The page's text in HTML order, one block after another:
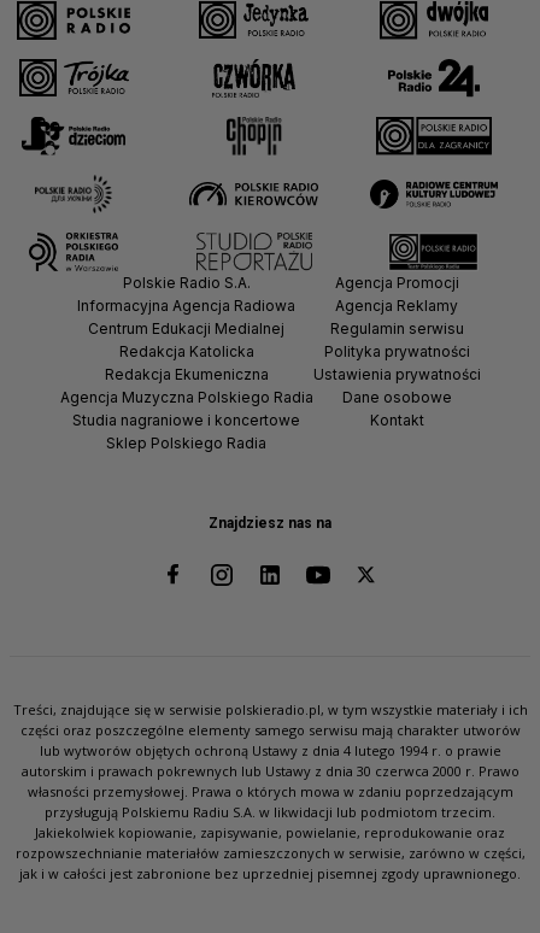
Znajdziesz nas na
Polskie Radio S.A.
Informacyjna Agencja Radiowa
Centrum Edukacji Medialnej
Redakcja Katolicka
Redakcja Ekumeniczna
Agencja Muzyczna Polskiego Radia
Studia nagraniowe i koncertowe
Sklep Polskiego Radia
Agencja Promocji
Agencja Reklamy
Regulamin serwisu
Polityka prywatności
Ustawienia prywatności
Dane osobowe
Kontakt
Treści, znajdujące się w serwisie polskieradio.pl, w tym wszystkie materiały i ich
części oraz poszczególne elementy samego serwisu mają charakter utworów
lub wytworów objętych ochroną Ustawy z dnia 4 lutego 1994 r. o prawie
autorskim i prawach pokrewnych lub Ustawy z dnia 30 czerwca 2000 r. Prawo
własności przemysłowej. Prawa o których mowa w zdaniu poprzedzającym
przysługują Polskiemu Radiu S.A. w likwidacji lub podmiotom trzecim.
Jakiekolwiek kopiowanie, zapisywanie, powielanie, reprodukowanie oraz
rozpowszechnianie materiałów zamieszczonych w serwisie, zarówno w części,
jak i w całości jest zabronione bez uprzedniej pisemnej zgody uprawnionego.